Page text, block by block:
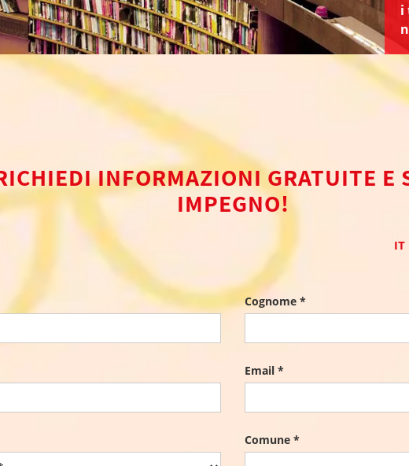
i
INFORMAZIONI GRATUITE E
IMPEGNO!
IT
Cognome *
Email *
Comune *